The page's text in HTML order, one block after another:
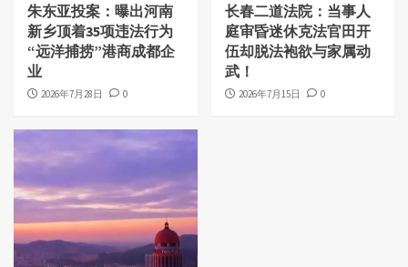
朱东亚投案：曝出河南
新乡顶着35项违法行为
“远洋捕捞”港商成都企
业
2026年7月28日 0
长春二道法院：当事人
庭审昏迷休克法官田开
伍却脱法袍欲与家属动
武！
2026年7月15日 0